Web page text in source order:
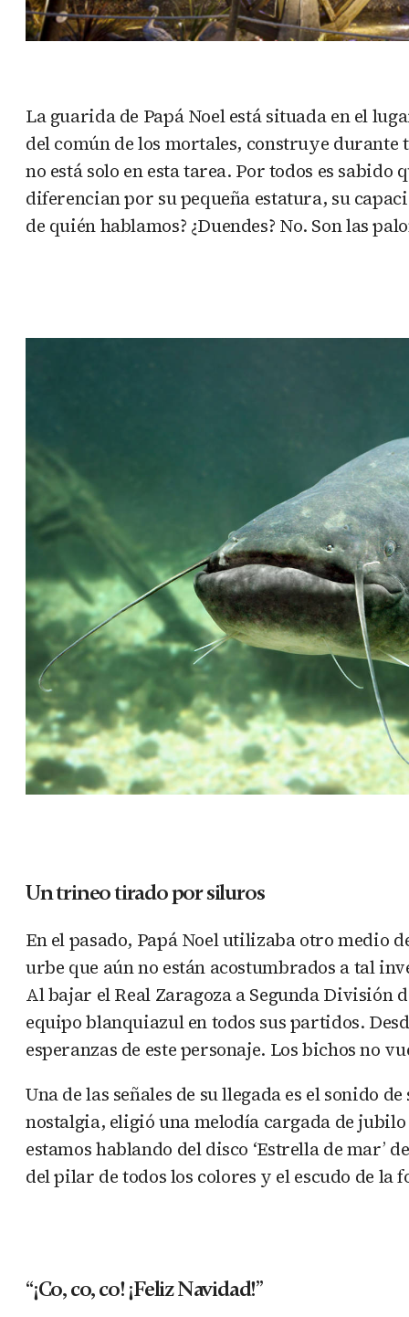
La guarida de Papá Noel está situada en el
del común de los mortales, construye durante
no está solo en esta tarea. Por todos es sabido
diferencian por su pequeña estatura, su
de quién hablamos? ¿Duendes? No. Son las
Un trineo tirado por siluros
En el pasado, Papá Noel utilizaba otro medio
urbe que aún no están acostumbrados a tal
Al bajar el Real Zaragoza a Segunda
equipo blanquiazul en todos sus partidos.
esperanzas de este personaje. Los bichos no
Una de las señales de su llegada es el sonido
nostalgia, eligió una melodía cargada de
estamos hablando del disco ‘Estrella de
del pilar de todos los colores y el escudo de
“¡Co, co, co! ¡Feliz Navidad!”